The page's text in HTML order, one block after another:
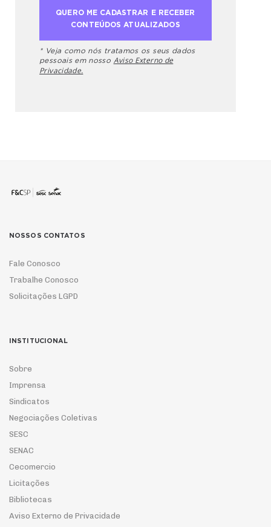
* Veja como nós tratamos os seus dados
pessoais em nosso Aviso Externo de
Privacidade.
NOSSOS CONTATOS
Fale Conosco
Trabalhe Conosco
Solicitações LGPD
INSTITUCIONAL
Sobre
Imprensa
Sindicatos
Negociações Coletivas
SESC
SENAC
Cecomercio
Licitações
Bibliotecas
Aviso Externo de Privacidade